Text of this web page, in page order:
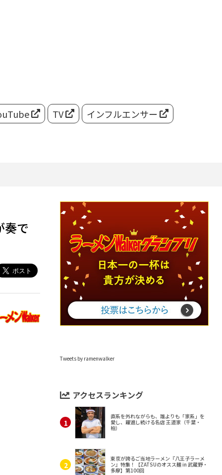
TV インフルエンサー
奏で
Tweets by ramenwalker
アクセスランキング
直系を外れながらも、誰よりも「家系」を
愛し、躍進し続ける名店 王道家（千葉・
柏）
東京が誇るご当地ラーメン『八王子ラーメ
ン』特集！【ZATSUのオスス麺 in 武蔵野・
多摩】第100回